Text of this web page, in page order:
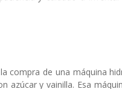
compra de una máquina
azúcar y vainilla. Esa